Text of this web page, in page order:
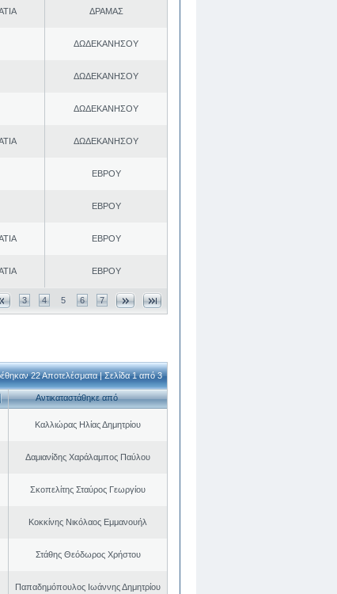
ΔΡΑΜΑΣ
ΔΩΔΕΚΑΝΗΣΟΥ
ΔΩΔΕΚΑΝΗΣΟΥ
ΔΩΔΕΚΑΝΗΣΟΥ
ΔΩΔΕΚΑΝΗΣΟΥ
ΕΒΡΟΥ
ΕΒΡΟΥ
ΕΒΡΟΥ
ΕΒΡΟΥ
3 4 5 6 7
22 Αποτελέσματα | Σελίδα 1 από 3
Αντικαταστάθηκε από
Καλλιώρας Ηλίας Δημητρίου
Δαμιανίδης Χαράλαμπος Παύλου
Σκοπελίτης Σταύρος Γεωργίου
Κοκκίνης Νικόλαος Εμμανουήλ
Στάθης Θεόδωρος Χρήστου
Παπαδημόπουλος Ιωάννης Δημητρίου